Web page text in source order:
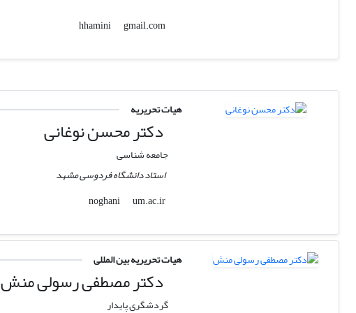
hhamini
gmail.com
هیات تحریریه
دکتر محسن نوغانی
جامعه شناسی
استاد دانشگاه فردوسی مشهد
noghani
um.ac.ir
هیات تحریریه بین المللی
دکتر مصطفی رسولی منش
گردشگری پایدار